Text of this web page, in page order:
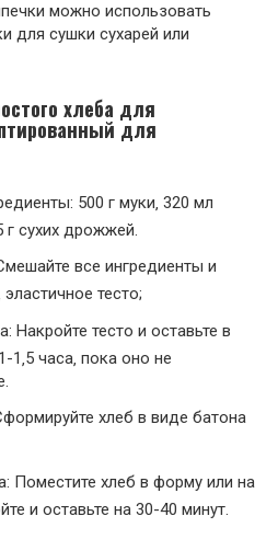
можно использовать
для сушки сухарей или
хлеба для
для
500 г муки‚ 320 мл
г сухих дрожжей.
все ингредиенты и
тесто;
Накройте тесто и оставьте в
1‚5 часа‚ пока оно не
хлеб в виде батона
Поместите хлеб в форму или на
и оставьте на 30-40 минут.